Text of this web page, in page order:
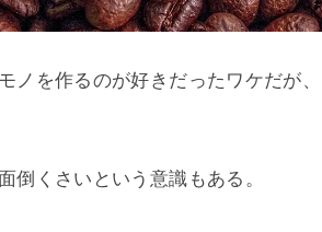
ノを作るのが好きだったワケだが
倒くさいという意識もある。